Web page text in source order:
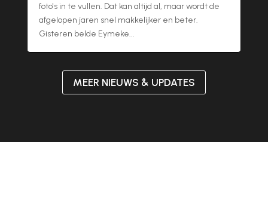
foto's in te vullen. Dat kan altijd al, maar wordt de
afgelopen jaren snel makkelijker en beter.
Gisteren belde Eymeke...
MEER NIEUWS & UPDATES